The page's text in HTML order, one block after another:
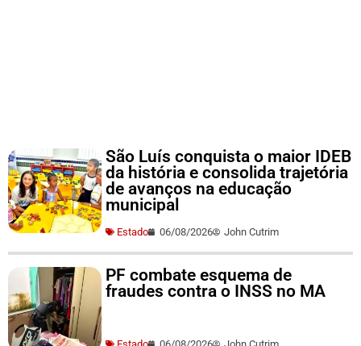
São Luís conquista o maior IDEB
da história e consolida trajetória
de avanços na educação
municipal
Estado 06/08/2026 John Cutrim
PF combate esquema de
fraudes contra o INSS no MA